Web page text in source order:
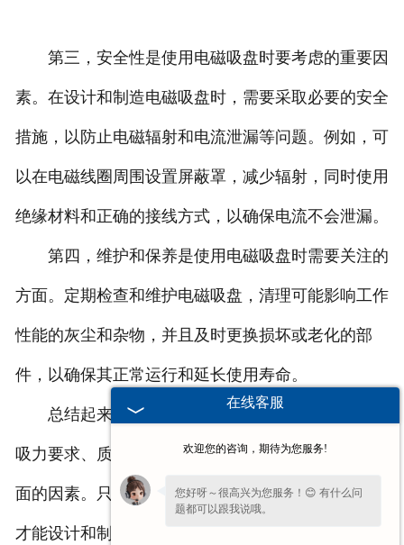
第三，安全性是使用电磁吸盘时要考虑的重要因
素。在设计和制造电磁吸盘时，需要采取必要的安全
措施，以防止电磁辐射和电流泄漏等问题。例如，可
以在电磁线圈周围设置屏蔽罩，减少辐射，同时使用
绝缘材料和正确的接线方式，以确保电流不会泄漏。
第四，维护和保养是使用电磁吸盘时需要关注的
方面。定期检查和维护电磁吸盘，清理可能影响工作
性能的灰尘和杂物，并且及时更换损坏或老化的部
件，以确保其正常运行和延长使用寿命。
总结起来，在设计和制造电磁吸盘时，需要考虑
吸力要求、质量和可靠性、安全性以及维护保养等方
面的因素。只有在这些方面都得到合理考虑和处理，
才能设计和制造出高性能、可靠安全的电磁吸盘，满
在线客服
欢迎您的咨询，期待为您服务!
您好呀～很高兴为您服务！😊 有什么问
题都可以跟我说哦。